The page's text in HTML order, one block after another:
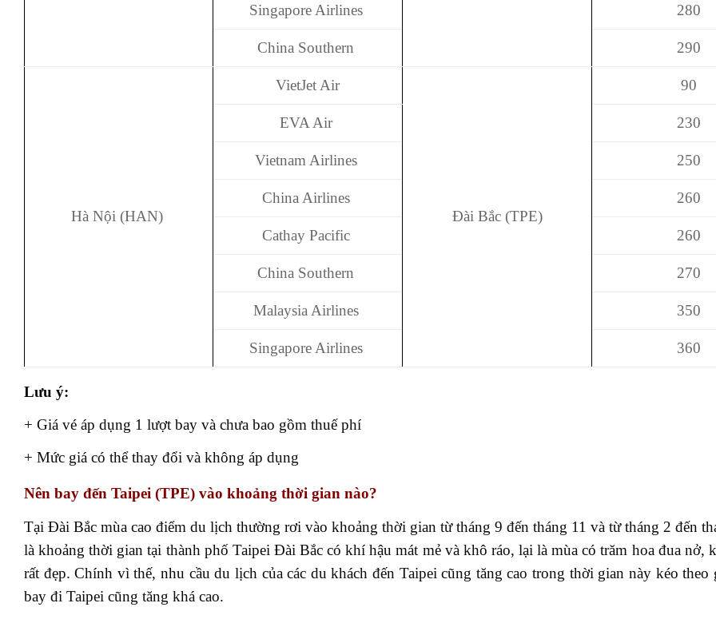
Singapore Airlines 280
China Southern 290
Hà Nội (HAN)
VietJet Air
Đài Bắc (TPE)
90
EVA Air 230
Vietnam Airlines 250
China Airlines 260
Cathay Pacific 260
China Southern 270
Malaysia Airlines 350
Singapore Airlines 360
Lưu ý:
+ Giá vé áp dụng 1 lượt bay và chưa bao gồm thuế phí
+ Mức giá có thể thay đổi và không áp dụng
Nên bay đến Taipei (TPE) vào khoảng thời gian nào?
Tại Đài Bắc mùa cao điểm du lịch thường rơi vào khoảng thời gian từ tháng 9 đến tháng 11 và từ tháng 2 đến
là khoảng thời gian tại thành phố Taipei Đài Bắc có khí hậu mát mẻ và khô ráo, lại là mùa có trăm hoa đua nở,
rất đẹp. Chính vì thế, nhu cầu du lịch của các du khách đến Taipei cũng tăng cao trong thời gian này kéo theo
bay đi Taipei cũng tăng khá cao.